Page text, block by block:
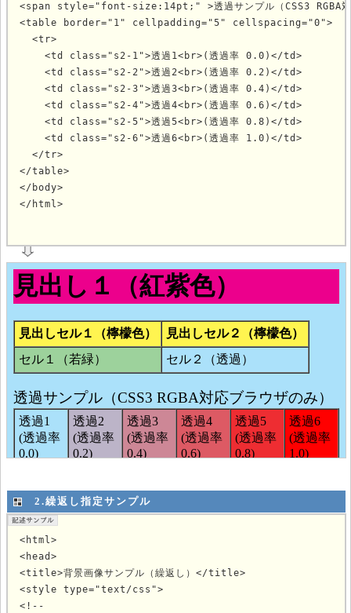
<span style="font-size:14pt;" >透過サンプル（CSS3 RGBA対
<table border="1" cellpadding="5" cellspacing="0">
  <tr>
    <td class="s2-1">透過1<br>(透過率 0.0)</td>
    <td class="s2-2">透過2<br>(透過率 0.2)</td>
    <td class="s2-3">透過3<br>(透過率 0.4)</td>
    <td class="s2-4">透過4<br>(透過率 0.6)</td>
    <td class="s2-5">透過5<br>(透過率 0.8)</td>
    <td class="s2-6">透過6<br>(透過率 1.0)</td>
  </tr>
</table>
</body>
</html>
2.繰返し指定サンプル
<html>
<head>
<title>背景画像サンプル（繰返し）</title>
<style type="text/css">
<!--